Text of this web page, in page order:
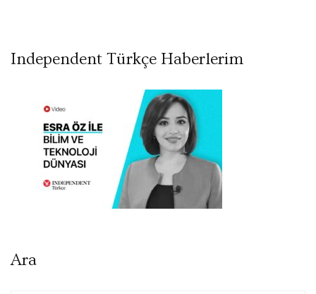
Independent Türkçe Haberlerim
Ara